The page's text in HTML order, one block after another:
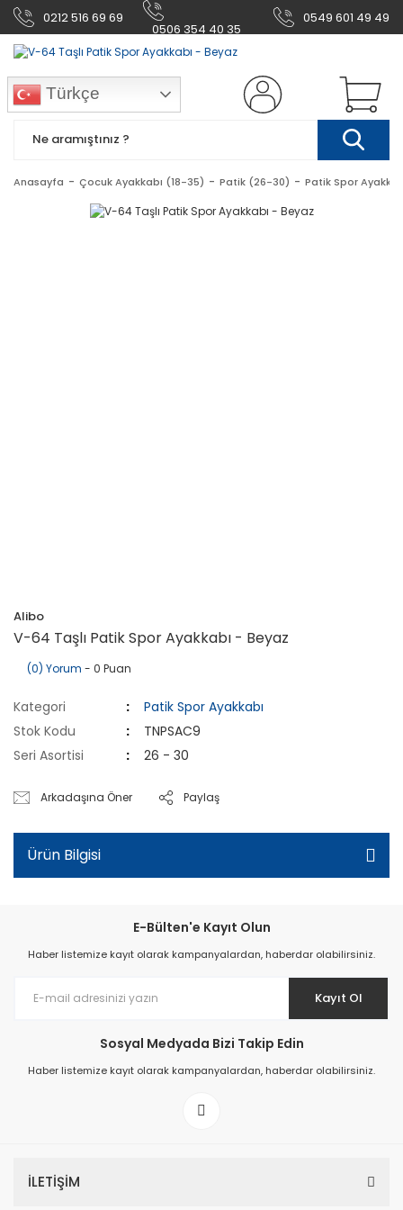
0212 516 69 69
0506 354 40 35
0549 601 49 49
Türkçe
Anasayfa Çocuk Ayakkabı (18-35) Patik (26-30) Patik Spor
Alibo
V-64 Taşlı Patik Spor Ayakkabı - Beyaz
(0) Yorum - 0 Puan
Kategori
Patik Spor Ayakkabı
Stok Kodu
TNPSAC9
Seri Asortisi
26 - 30
Arkadaşına Öner Paylaş
Ürün Bilgisi
E-Bülten'e Kayıt Olun
Haber listemize kayıt olarak kampanyalardan, haberdar olabilirsiniz.
Kayıt Ol
Sosyal Medyada Bizi Takip Edin
Haber listemize kayıt olarak kampanyalardan, haberdar olabilirsiniz.
İLETİŞİM